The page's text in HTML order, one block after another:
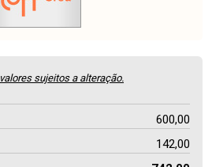
valores sujeitos a alteração.
600,00
142,00